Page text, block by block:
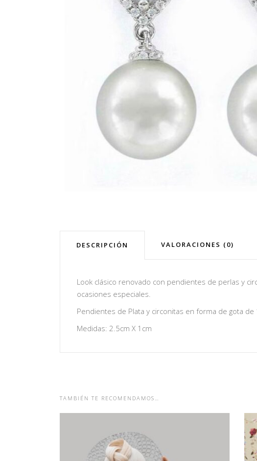
DESCRIPCIÓN VALORACIONES (0)
Look clásico renovado con pendientes de perlas y
ocasiones especiales.
Pendientes de Plata y circonitas en forma de gota
Medidas: 2.5cm X 1cm
TAMBIÉN TE RECOMENDAMOS…